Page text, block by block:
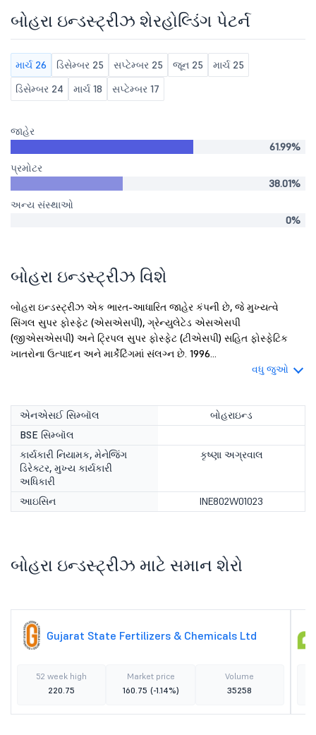
બોહરા ઇન્ડસ્ટ્રીઝ શેરહોલ્ડિંગ પેટર્ન
માર્ચ 26 ડિસેમ્બર 25 સપ્ટેમ્બર 25 જૂન 25
માર્ચ 25
ડિસેમ્બર 24
માર્ચ 18 સપ્ટેમ્બર 17
જાહેર
61.99%
પ્રમોટર
38.01%
અન્ય સંસ્થાઓ
0%
બોહરા ઇન્ડસ્ટ્રીઝ વિશે
બોહરા ઇન્ડસ્ટ્રીઝ એક ભારત-આધારિત જાહેર કંપની છે, જે મુખ્યત્વે
સિંગલ સુપર ફોસ્ફેટ (એસએસપી), ગ્રેન્યુલેટેડ એસએસપી
(જીએસએસપી) અને ટ્રિપલ સુપર ફોસ્ફેટ (ટીએસપી) સહિત ફોસ્ફેટિક
ખાતરોના ઉત્પાદન અને માર્કેટિંગમાં સંલગ્ન છે. 1996...
વધુ જુઓ
એનએસઈ સિમ્બૉલ
બોહરાઇન્ડ
BSE સિમ્બૉલ
કાર્યકારી નિયામક, મેનેજિંગ
ડિરેક્ટર, મુખ્ય કાર્યકારી
અધિકારી
કૃષ્ણા અગ્રવાલ
આઇસિન INE802W01023
બોહરા ઇન્ડસ્ટ્રીઝ માટે સમાન શેરો
Gujarat State Fertilizers & Chemicals Ltd
52 week high
220.75
Market price
160.75 (-1.14%)
Volume
35258